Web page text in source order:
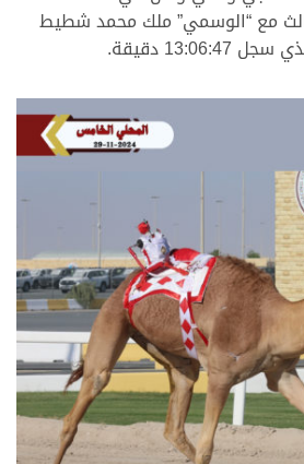
مع “الوسمي” ملك محمد شطيط
دقيقة.